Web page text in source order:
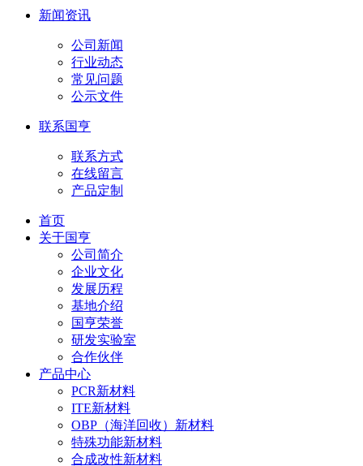
新闻资讯
公司新闻
行业动态
常见问题
公示文件
联系国亨
联系方式
在线留言
产品定制
首页
关于国亨
公司简介
企业文化
发展历程
基地介绍
国亨荣誉
研发实验室
合作伙伴
产品中心
PCR新材料
ITE新材料
OBP（海洋回收）新材料
特殊功能新材料
合成改性新材料